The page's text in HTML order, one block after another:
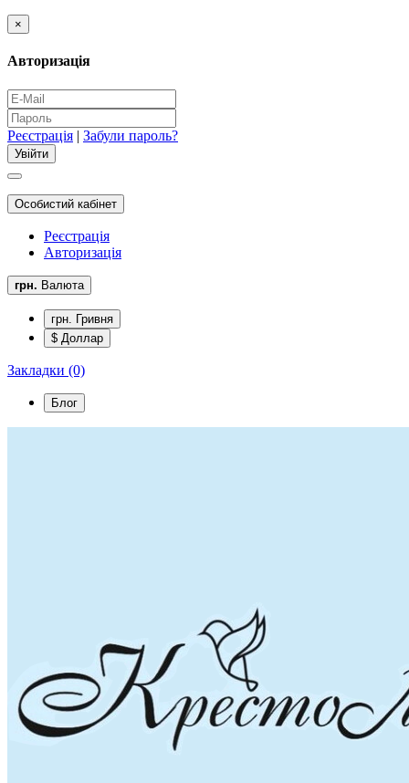
×
Авторизація
Реєстрація | Забули пароль?
Особистий кабінет
Реєстрація
Авторизація
грн. Валюта
грн. Гривня
$ Доллар
Закладки (0)
Блог